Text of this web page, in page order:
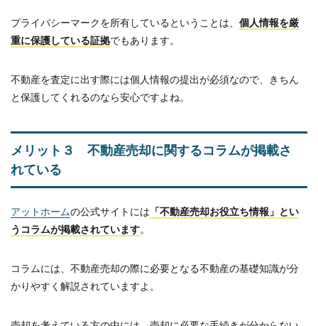
プライバシーマークを所有しているということは、 個人情報を厳
重に保護している証拠でもあります。
不動産を査定に出す際には個人情報の提出が必須なので、きちん
と保護してくれるのなら安心ですよね。
メリット３ 不動産売却に関するコラムが掲載さ
れている
アットホームの公式サイトには 「不動産売却お役立ち情報」とい
うコラムが掲載されています。
コラムには、不動産売却の際に必要となる不動産の基礎知識が分
かりやすく解説されていますよ。